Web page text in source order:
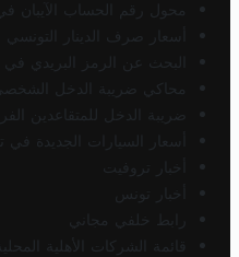
محول رقم الحساب الآيبان
أسعار صرف الدينار التونسي
البحث عن الرمز البريدي في
محاكي ضريبة الدخل
ضريبة الدخل للمتقاعدين
أسعار السيارات الجديدة في
أخبار تروفيت
أخبار تونس
رابط خلفي مجاني
قائمة الشركات الأهلية المحلية